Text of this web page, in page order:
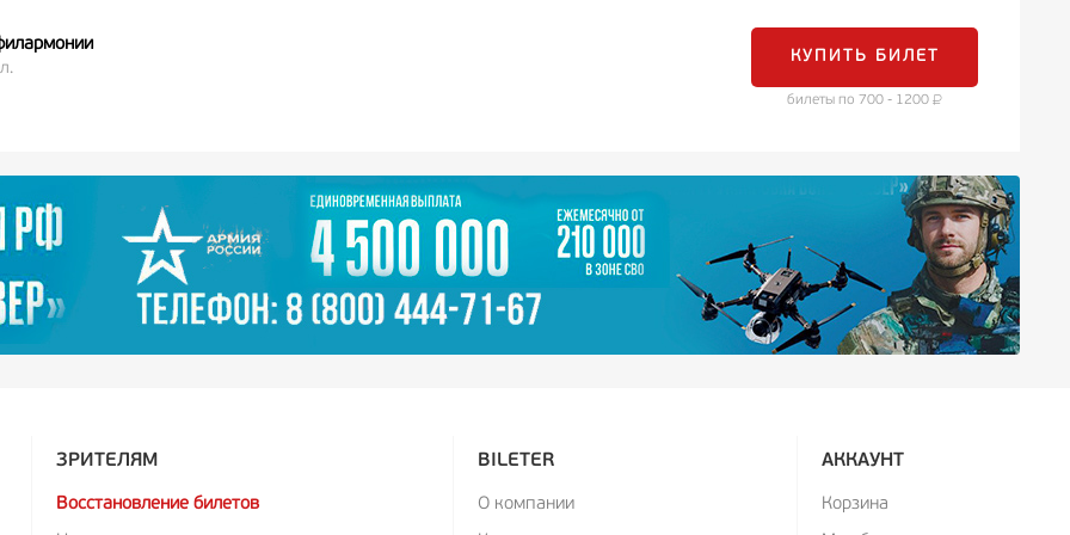
КУПИТЬ БИЛЕТ
билеты по 700 - 1200
ЗРИТЕЛЯМ
Восстановление билетов
BILETER
О компании
АККАУНТ
Корзина